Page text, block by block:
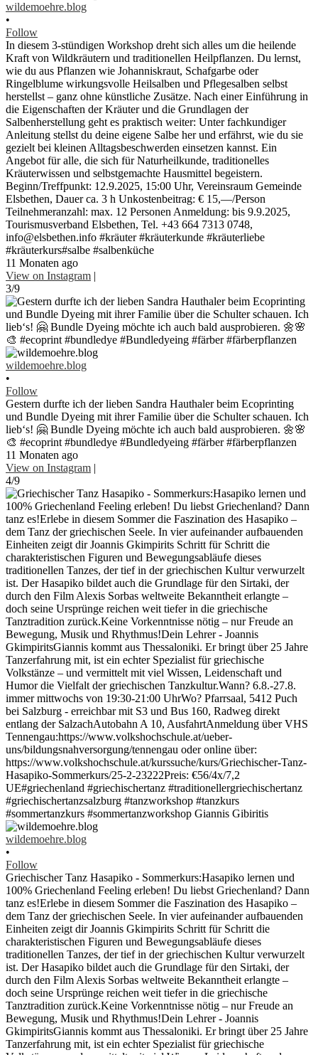
wildemoehre.blog
•
Follow
In diesem 3-stündigen Workshop dreht sich alles um die heilende
Kraft von Wildkräutern und traditionellen Heilpflanzen. Du lernst,
wie du aus Pflanzen wie Johanniskraut, Schafgarbe oder
Ringelblume wirkungsvolle Heilsalben und Pflegesalben selbst
herstellst – ganz ohne künstliche Zusätze. Nach einer Einführung in
die Eigenschaften der Kräuter und die Grundlagen der
Salbenherstellung geht es praktisch weiter: Unter fachkundiger
Anleitung stellst du deine eigene Salbe her und erfährst, wie du sie
gezielt bei kleinen Alltagsbeschwerden einsetzen kannst. Ein
Angebot für alle, die sich für Naturheilkunde, traditionelles
Kräuterwissen und selbstgemachte Hausmittel begeistern.
Beginn/Treffpunkt: 12.9.2025, 15:00 Uhr, Vereinsraum Gemeinde
Elsbethen, Dauer ca. 3 h Unkostenbeitrag: € 15,—/Person
Teilnehmeranzahl: max. 12 Personen Anmeldung: bis 9.9.2025,
Tourismusverband Elsbethen, Tel. +43 664 7313 0748,
info@elsbethen.info #kräuter #kräuterkunde #kräuterliebe
#kräuterkurs#salbe #salbenküche
11 Monaten ago
View on Instagram |
3/9
wildemoehre.blog
•
Follow
Gestern durfte ich der lieben Sandra Hauthaler beim Ecoprinting
und Bundle Dyeing mit ihrer Familie über die Schulter schauen. Ich
lieb‘s! 🤗 Bundle Dyeing möchte ich auch bald ausprobieren. 🌼🌸
🎨 #ecoprint #bundledye #Bundledyeing #färber #färberpflanzen
11 Monaten ago
View on Instagram |
4/9
wildemoehre.blog
•
Follow
Griechischer Tanz Hasapiko - Sommerkurs:Hasapiko lernen und
100% Griechenland Feeling erleben! Du liebst Griechenland? Dann
tanz es!Erlebe in diesem Sommer die Faszination des Hasapiko –
dem Tanz der griechischen Seele. In vier aufeinander aufbauenden
Einheiten zeigt dir Joannis Gkimpirits Schritt für Schritt die
charakteristischen Figuren und Bewegungsabläufe dieses
traditionellen Tanzes, der tief in der griechischen Kultur verwurzelt
ist. Der Hasapiko bildet auch die Grundlage für den Sirtaki, der
durch den Film Alexis Sorbas weltweite Bekanntheit erlangte –
doch seine Ursprünge reichen weit tiefer in die griechische
Tanztradition zurück.Keine Vorkenntnisse nötig – nur Freude an
Bewegung, Musik und Rhythmus!Dein Lehrer - Joannis
GkimpiritsGiannis kommt aus Thessaloniki. Er bringt über 25 Jahre
Tanzerfahrung mit, ist ein echter Spezialist für griechische